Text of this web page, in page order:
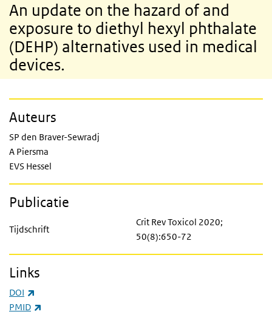
An update on the hazard of and
exposure to diethyl hexyl phthalate
(DEHP) alternatives used in medical
devices.
Auteurs
SP den Braver-Sewradj
A Piersma
EVS Hessel
Publicatie
Tijdschrift
Crit Rev Toxicol 2020;
50(8):650-72
Links
DOI
PMID